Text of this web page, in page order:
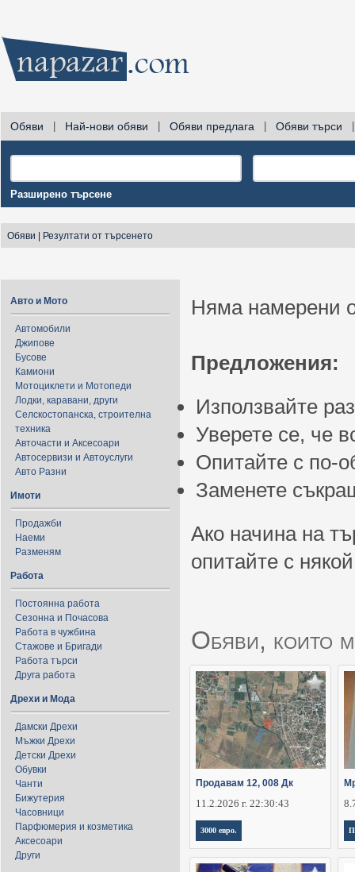
Обяви Най-нови обяви Обяви предлага Обяви търси
Разширено търсене
Обяви Резултати от търсенето
Авто и Мото
Автомобили
Джипове
Бусове
Камиони
Мотоциклети и Мотопеди
Лодки, каравани, други
Селскостопанска, строителна
техника
Авточасти и Аксесоари
Автосервизи и Автоуслуги
Авто Разни
Имоти
Продажби
Наеми
Разменям
Работа
Постоянна работа
Сезонна и Почасова
Работа в чужбина
Стажове и Бригади
Работа търси
Друга работа
Дрехи и Мода
Дамски Дрехи
Мъжки Дрехи
Детски Дрехи
Обувки
Чанти
Бижутерия
Часовници
Парфюмерия и козметика
Аксесоари
Други
Няма намерени
Предложения:
Използвайте
Уверете се, че
Опитайте с по-
Заменете
Ако начина на
опитайте с
Обяви, които
Продавам 12, 008 Дк
11.2.2026 г. 22:30:43
3000 евро.